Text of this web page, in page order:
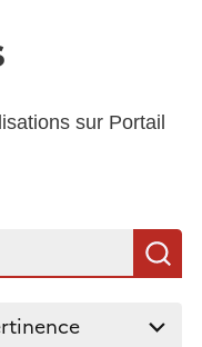
sur Portail